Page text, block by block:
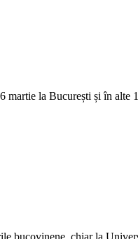
la București și în
bucovinene, chiar la